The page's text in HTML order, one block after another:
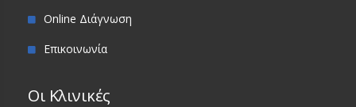
Online Διάγνωση
Επικοινωνία
Οι Κλινικές